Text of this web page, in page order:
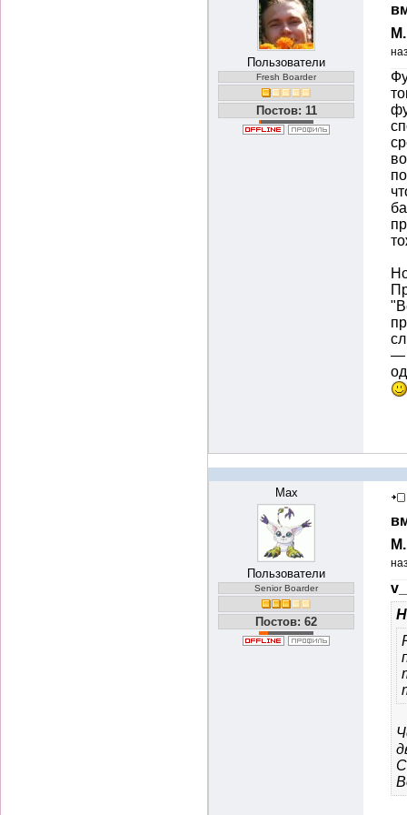
Пользователи
Fresh Boarder
Постов: 11
—
Max
Пользователи
Senior Boarder
Постов: 62